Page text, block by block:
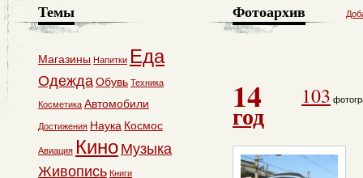
Фотоархив
14
год
103
Темы
Магазины Напитки Еда
ОдеждаОбувь Техника
Косметика Автомобили
Достижения Наука Космос
Авиация Кино Музыка
Живопись Книги